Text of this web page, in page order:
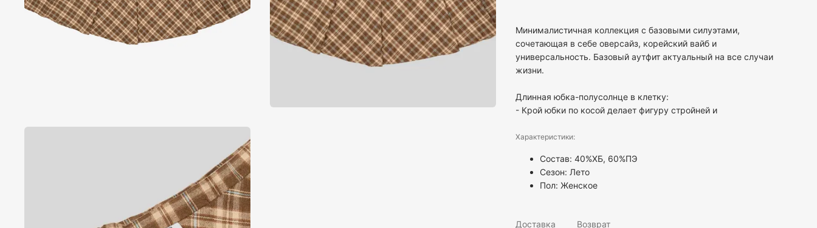
Минималистичная коллекция с базовыми силуэтами,
сочетающая в себе оверсайз, корейский вайб и
универсальность. Базовый аутфит актуальный на все случаи
жизни.
Длинная юбка-полусолнце в клетку:
- Крой юбки по косой делает фигуру стройней и
Характеристики:
Состав: 40%ХБ, 60%ПЭ
Сезон: Лето
Пол: Женское
Доставка Возврат